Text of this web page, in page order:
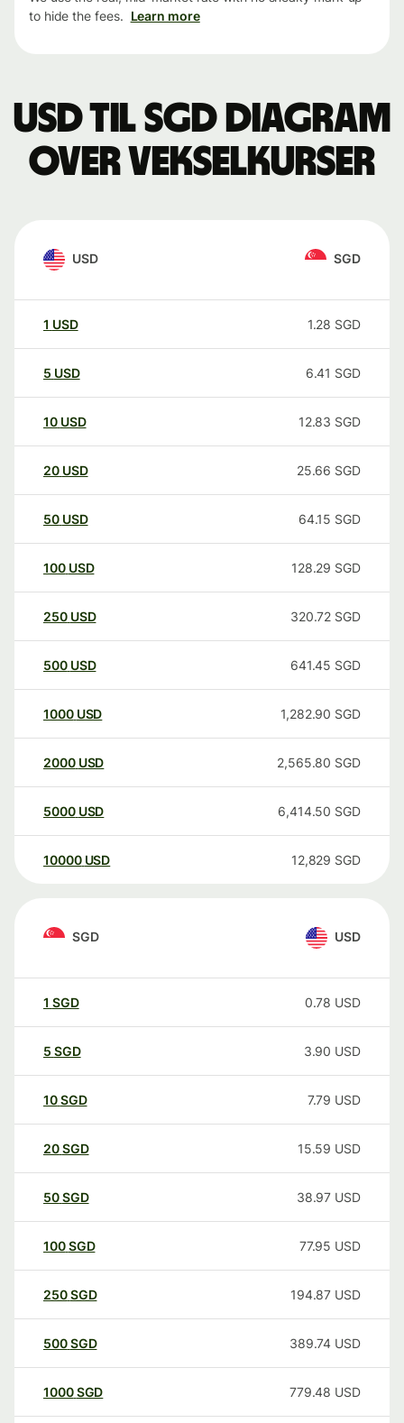
to hide the fees. Learn more
USD til SGD Diagram
over vekselkurser
USD SGD
1 USD 1.28 SGD
5 USD 6.41 SGD
10 USD 12.83 SGD
20 USD 25.66 SGD
50 USD 64.15 SGD
100 USD 128.29 SGD
250 USD 320.72 SGD
500 USD 641.45 SGD
1000 USD 1,282.90 SGD
2000 USD 2,565.80 SGD
5000 USD 6,414.50 SGD
10000 USD 12,829 SGD
SGD USD
1 SGD 0.78 USD
5 SGD 3.90 USD
10SGD 7.79 USD
20SGD 15.59 USD
50SGD 38.97 USD
100SGD 77.95 USD
250SGD 194.87 USD
500SGD 389.74 USD
1000SGD 779.48 USD